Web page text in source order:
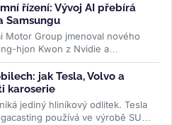
řízení: Vývoj AI přebírá
Samsungu
Motor Group jmenoval nového
hjon Kwon z Nvidie a
>>
jak Tesla, Volvo a
karoserie
jediný hliníkový odlitek. Tesla
používá ve výrobě SUV